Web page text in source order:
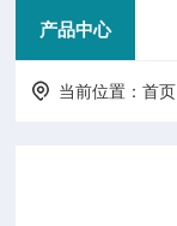
产品中心
当前位置：首页